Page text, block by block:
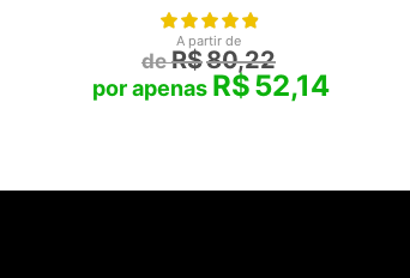
A partir de
R$80,22
R$52,14